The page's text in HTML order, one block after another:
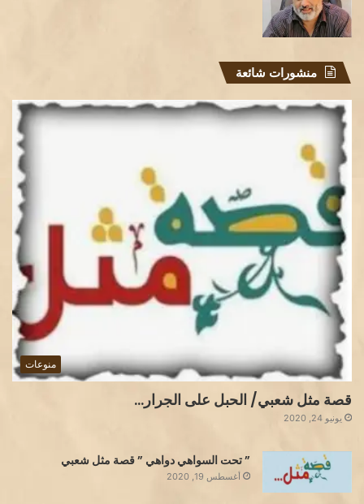
منشورات شائعة
منوعات
قصة مثل شعبي/ الحبل على الجرار…
يونيو 24, 2020
” تحت السواهي دواهي ” قصة مثل شعبي
أغسطس 19, 2020